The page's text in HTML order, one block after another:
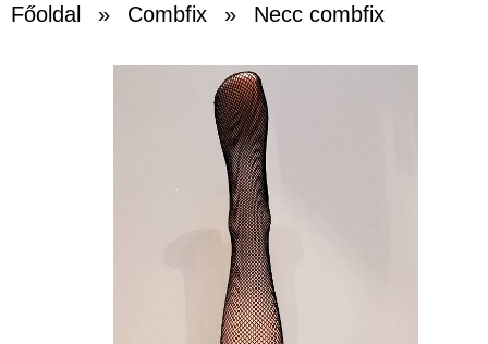
Főoldal » Combfix » Necc combfix